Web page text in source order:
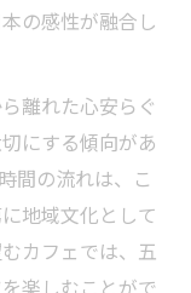
の感性が融合し
離れた心安らぐ
にする傾向があ
間の流れは、こ
地域文化として
カフェでは、五
楽しむことがで